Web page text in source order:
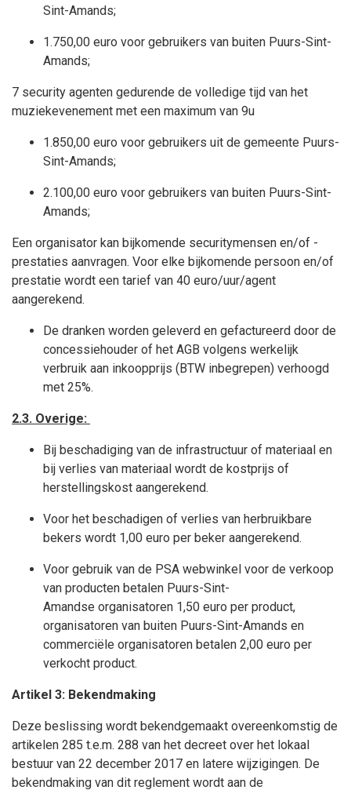
Sint-Amands;
1.750,00 euro voor gebruikers van buiten Puurs-Sint-
Amands;
7 security agenten gedurende de volledige tijd van het
muziekevenement met een maximum van 9u
1.850,00 euro voor gebruikers uit de gemeente Puurs-
Sint-Amands;
2.100,00 euro voor gebruikers van buiten Puurs-Sint-
Amands;
Een organisator kan bijkomende securitymensen en/of -
prestaties aanvragen. Voor elke bijkomende persoon en/of
prestatie wordt een tarief van 40 euro/uur/agent
aangerekend.
De dranken worden geleverd en gefactureerd door de
concessiehouder of het AGB volgens werkelijk
verbruik aan inkoopprijs (BTW inbegrepen) verhoogd
met 25%.
2.3. Overige:
Bij beschadiging van de infrastructuur of materiaal en
bij verlies van materiaal wordt de kostprijs of
herstellingskost aangerekend.
Voor het beschadigen of verlies van herbruikbare
bekers wordt 1,00 euro per beker aangerekend.
Voor gebruik van de PSA webwinkel voor de verkoop
van producten betalen Puurs-Sint-
Amandse organisatoren 1,50 euro per product,
organisatoren van buiten Puurs-Sint-Amands en
commerciële organisatoren betalen 2,00 euro per
verkocht product.
Artikel 3: Bekendmaking
Deze beslissing wordt bekendgemaakt overeenkomstig de
artikelen 285 t.e.m. 288 van het decreet over het lokaal
bestuur van 22 december 2017 en latere wijzigingen. De
bekendmaking van dit reglement wordt aan de